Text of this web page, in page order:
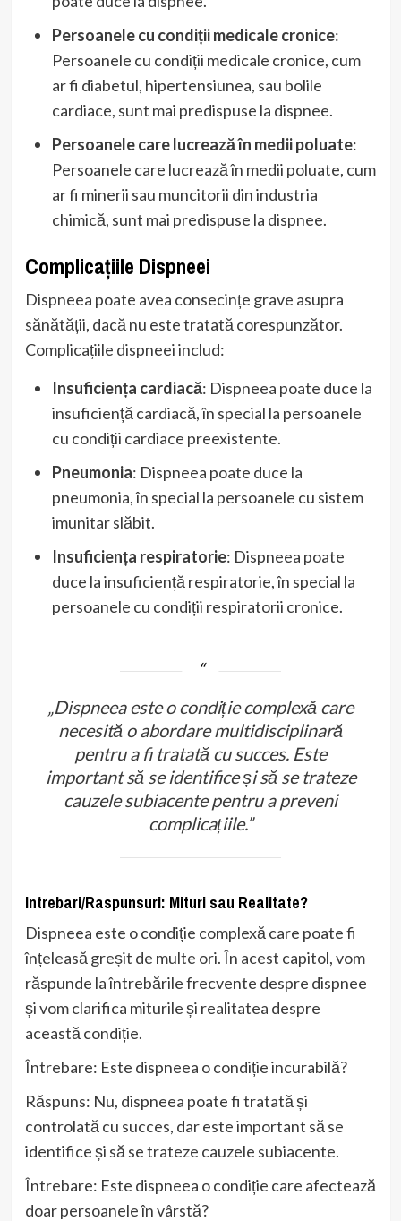
Persoanele cu condiții medicale cronice:
Persoanele cu condiții medicale cronice, cum
ar fi diabetul, hipertensiunea, sau bolile
cardiace, sunt mai predispuse la dispnee.
Persoanele care lucrează în medii poluate:
Persoanele care lucrează în medii poluate, cum
ar fi minerii sau muncitorii din industria
chimică, sunt mai predispuse la dispnee.
Complicațiile Dispneei
Dispneea poate avea consecințe grave asupra
sănătății, dacă nu este tratată corespunzător.
Complicațiile dispneei includ:
Insuficiența cardiacă: Dispneea poate duce la
insuficiență cardiacă, în special la persoanele
cu condiții cardiace preexistente.
Pneumonia: Dispneea poate duce la
pneumonia, în special la persoanele cu sistem
imunitar slăbit.
Insuficiența respiratorie: Dispneea poate
duce la insuficiență respiratorie, în special la
persoanele cu condiții respiratorii cronice.
„Dispneea este o condiție complexă care
necesită o abordare multidisciplinară
pentru a fi tratată cu succes. Este
important să se identifice și să se trateze
cauzele subiacente pentru a preveni
complicațiile.”
Intrebari/Raspunsuri: Mituri sau Realitate?
Dispneea este o condiție complexă care poate fi
înțeleasă greșit de multe ori. În acest capitol, vom
răspunde la întrebările frecvente despre dispnee
și vom clarifica miturile și realitatea despre
această condiție.
Întrebare: Este dispneea o condiție incurabilă?
Răspuns: Nu, dispneea poate fi tratată și
controlată cu succes, dar este important să se
identifice și să se trateze cauzele subiacente.
Întrebare: Este dispneea o condiție care afectează
doar persoanele în vârstă?